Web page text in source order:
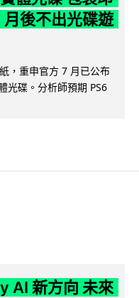
後不出光碟遊
，重申官方 7 月已公布
光碟。分析師預期 PS6
AI 新方向 未來